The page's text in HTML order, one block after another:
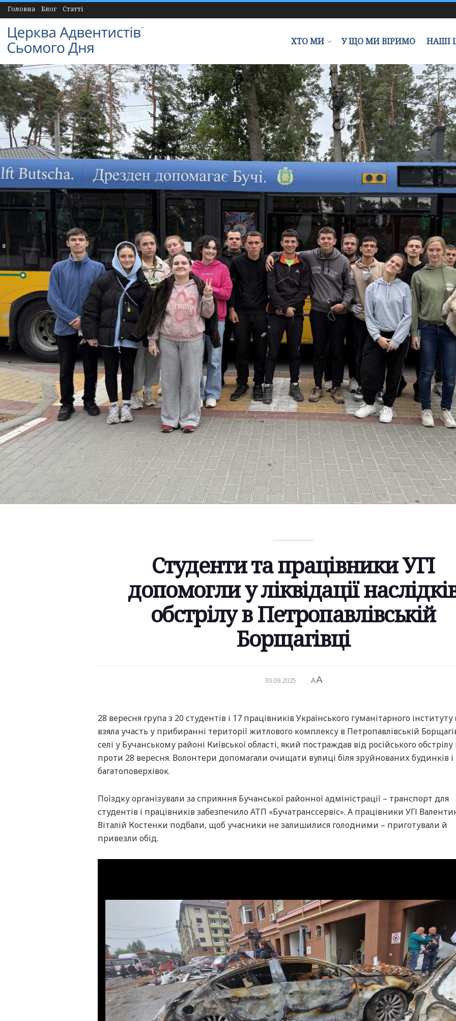
Головна Блог Статті
ХТО МИ У ЩО МИ ВІРИМО НАШІ
Студенти та працівники УГІ
допомогли у ліквідації
обстрілу в Петропавлівській
Борщагівці
30.09.2025 AA
28 вересня група з 20 студентів і 17 працівників Українського гуманітарного інституту
взяла участь у прибиранні території житлового комплексу в Петропавлівській
селі у Бучанському районі Київської області, який постраждав від російського обстрілу
проти 28 вересня. Волонтери допомагали очищати вулиці біля зруйнованих будинків і
багатоповерхівок.
Поїздку організували за сприяння Бучанської районної адміністрації – транспорт для
студентів і працівників забезпечило АТП «Бучатранссервіс». А працівники УГІ
Віталій Костенки подбали, щоб учасники не залишилися голодними – приготували й
привезли обід.